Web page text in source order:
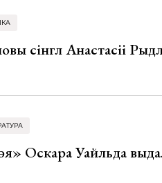
сінгл Анастасіі
Оскара Уайльда